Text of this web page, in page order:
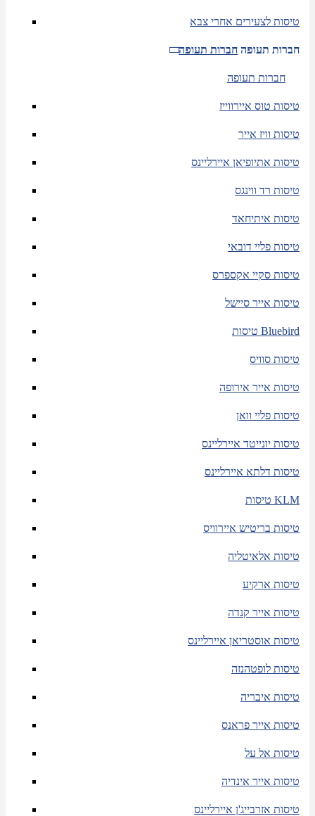
טיסות לצעירים אחרי צבא
חברות תעופה חברות תעופה
חברות תעופה
טיסות טוס איירווייז
טיסות וויז אייר
טיסות אתיופיאן איירליינס
טיסות רד ווינגס
טיסות איתיחאד
טיסות פליי דובאי
טיסות סקיי אקספרס
טיסות אייר סיישל
טיסות Bluebird
טיסות סוויס
טיסות אייר אירופה
טיסות פליי וואן
טיסות יונייטד איירליינס
טיסות דלתא איירליינס
טיסות KLM
טיסות בריטיש איירוויס
טיסות אלאיטליה
טיסות ארקיע
טיסות אייר קנדה
טיסות אוסטריאן איירליינס
טיסות לופטהנזה
טיסות איבריה
טיסות אייר פראנס
טיסות אל על
טיסות אייר אינדיה
טיסות אזרבייג'ן איירליינס